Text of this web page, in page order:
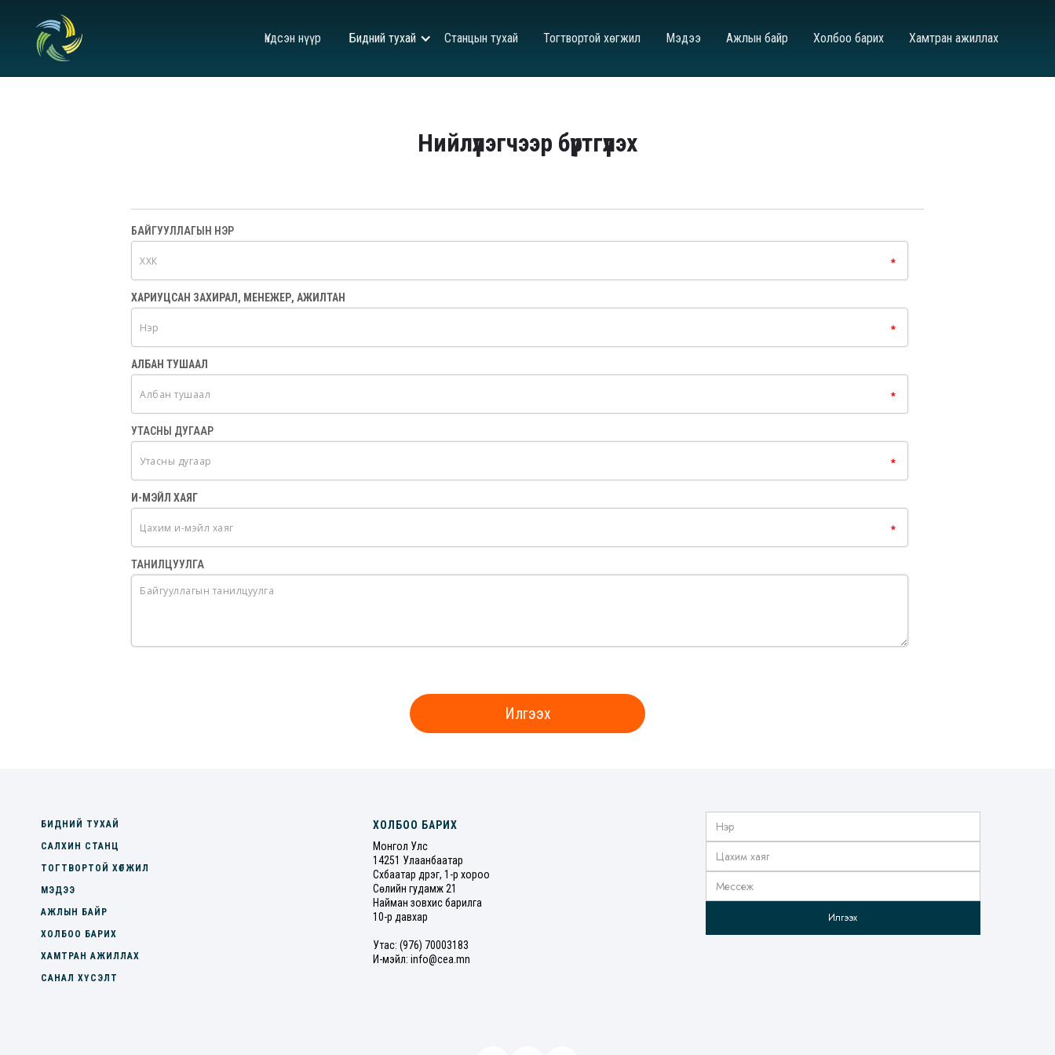
Үндсэн нүүр Бидний тухай Станцын тухай Тогтвортой хөгжил Мэдээ Ажлын байр Холбоо барих Хамтран ажиллах
Нийлүүлэгчээр бүртгүүлэх
БАЙГУУЛЛАГЫН НЭР
ХАРИУЦСАН ЗАХИРАЛ, МЕНЕЖЕР, АЖИЛТАН
АЛБАН ТУШААЛ
УТАСНЫ ДУГААР
И-МЭЙЛ ХАЯГ
ТАНИЛЦУУЛГА
БИДНИЙ ТУХАЙ
САЛХИН СТАНЦ
ТОГТВОРТОЙ ХӨГЖИЛ
МЭДЭЭ
АЖЛЫН БАЙР
ХОЛБОО БАРИХ
ХАМТРАН АЖИЛЛАХ
САНАЛ ХҮСЭЛТ
ХОЛБОО БАРИХ
Монгол Улс
14251 Улаанбаатар
Сүхбаатар дүүрэг, 1-р хороо
Сөүлийн гудамж 21
Найман зовхис барилга
10-р давхар
Утас: (976) 70003183
И-мэйл: info@cea.mn